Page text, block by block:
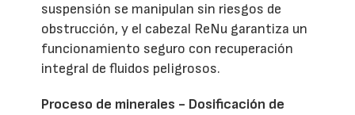
suspensión se manipulan sin riesgos de
obstrucción, y el cabezal ReNu garantiza un
funcionamiento seguro con recuperación
integral de fluidos peligrosos.
Proceso de minerales - Dosificación de